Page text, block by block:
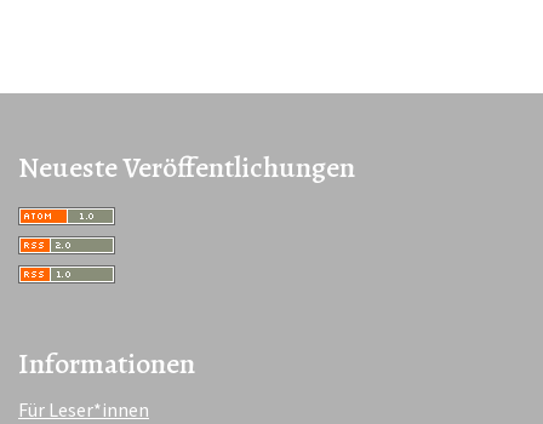
Neueste Veröffentlichungen
Informationen
Für Leser*innen